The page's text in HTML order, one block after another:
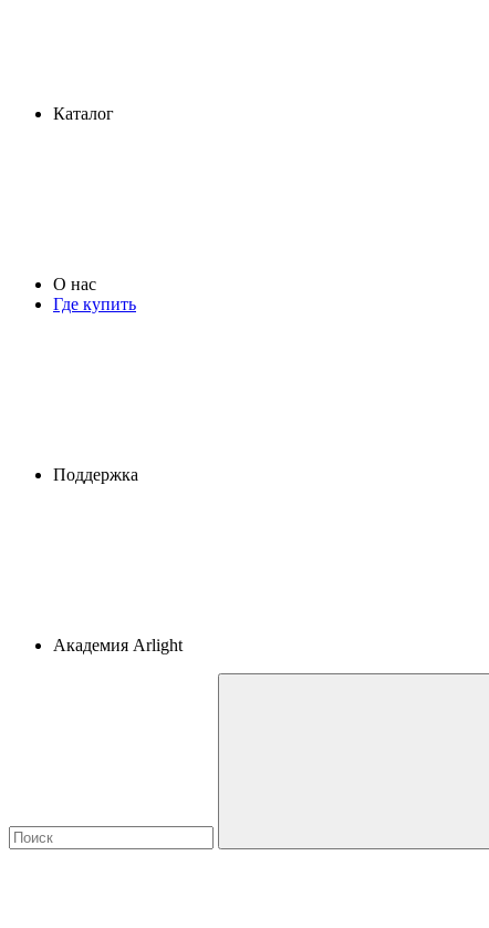
Каталог
О нас
Где купить
Поддержка
Академия Arlight